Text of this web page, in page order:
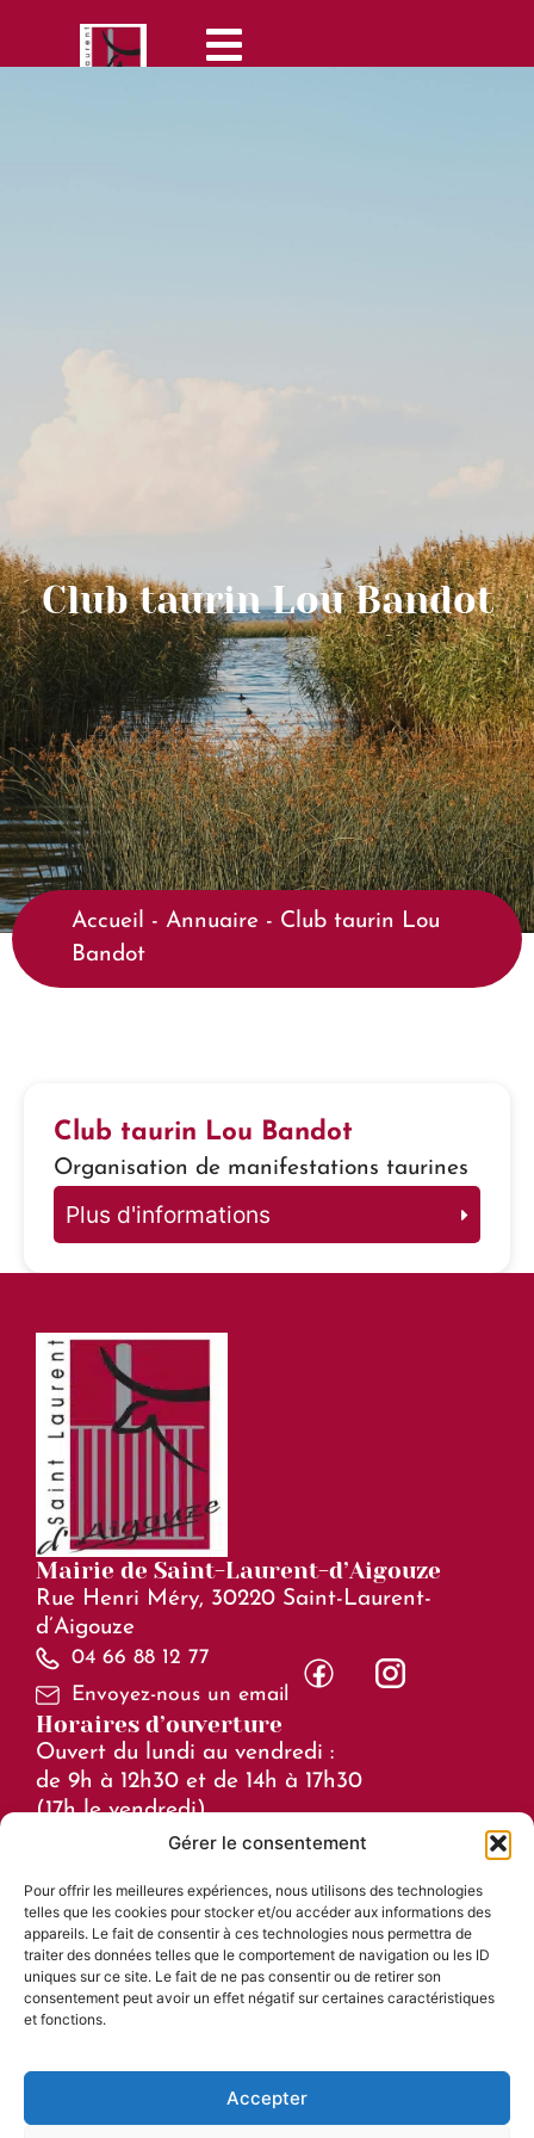
Gérer le consentement
Pour offrir les meilleures expériences, nous utilisons des technologies
telles que les cookies pour stocker et/ou accéder aux informations des
appareils. Le fait de consentir à ces technologies nous permettra de
traiter des données telles que le comportement de navigation ou les ID
uniques sur ce site. Le fait de ne pas consentir ou de retirer son
consentement peut avoir un effet négatif sur certaines caractéristiques
et fonctions.
Accepter
Club taurin Lou Bandot
Accueil - Annuaire - Club taurin Lou
Bandot
Club taurin Lou Bandot
Organisation de manifestations taurines
Plus d'informations
Mairie de Saint-Laurent-d’Aigouze
Rue Henri Méry, 30220 Saint-Laurent-
d’Aigouze
04 66 88 12 77
Envoyez-nous un email
Horaires d’ouverture
Ouvert du lundi au vendredi :
de 9h à 12h30 et de 14h à 17h30
(17h le vendredi)
de 8h à 15h
Liens utiles
Mentions légales
Accessibilité